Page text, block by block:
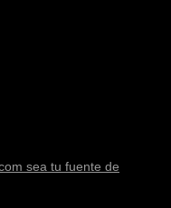
sea tu fuente de